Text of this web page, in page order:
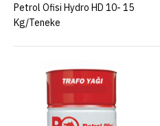
Petrol Ofisi Hydro HD 10- 15
Kg/Teneke